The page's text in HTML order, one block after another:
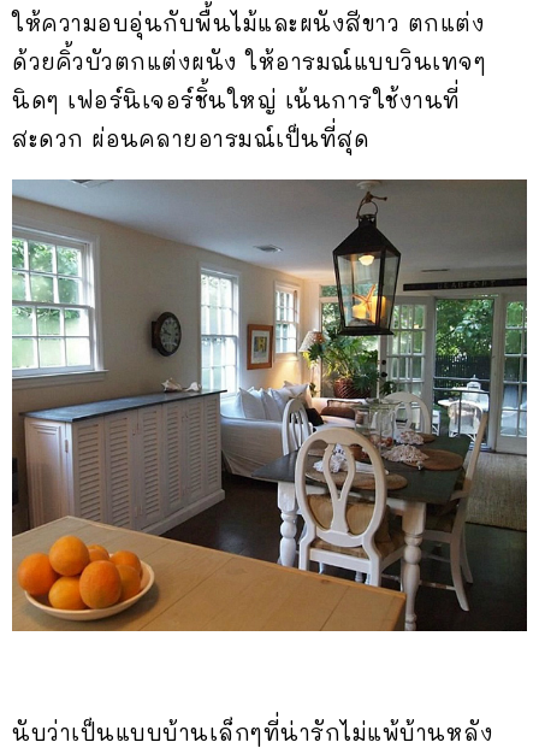
ให้ความอบอุ่นกับพื้นไม้และผนังสีขาว ตกแต่ง
ด้วยคิ้วบัวตกแต่งผนัง ให้อารมณ์แบบวินเทจๆ
นิดๆ เฟอร์นิเจอร์ชิ้นใหญ่ เน้นการใช้งานที่
สะดวก ผ่อนคลายอารมณ์เป็นที่สุด
นับว่าเป็นแบบบ้านเล็กๆที่น่ารักไม่แพ้บ้านหลัง